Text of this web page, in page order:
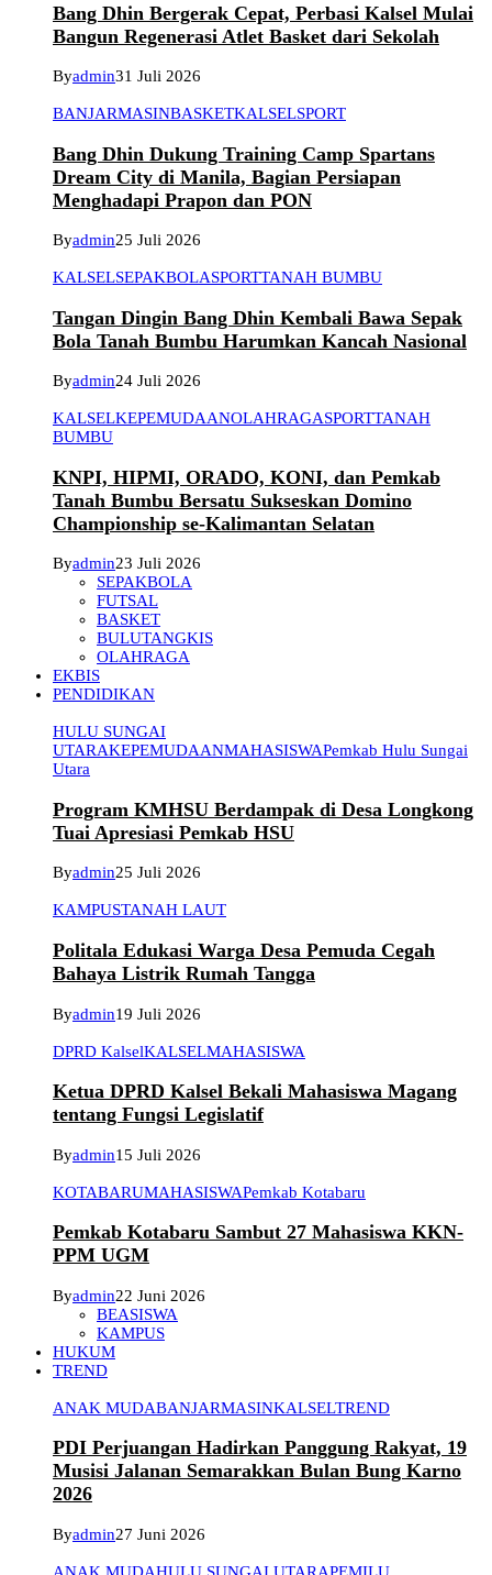
Bang Dhin Bergerak Cepat, Perbasi Kalsel Mulai
Bangun Regenerasi Atlet Basket dari Sekolah
Byadmin31 Juli 2026
BANJARMASINBASKETKALSELSPORT
Bang Dhin Dukung Training Camp Spartans
Dream City di Manila, Bagian Persiapan
Menghadapi Prapon dan PON
Byadmin25 Juli 2026
KALSELSEPAKBOLASPORTTANAH BUMBU
Tangan Dingin Bang Dhin Kembali Bawa Sepak
Bola Tanah Bumbu Harumkan Kancah Nasional
Byadmin24 Juli 2026
KALSELKEPEMUDAANOLAHRAGASPORTTANAH
BUMBU
KNPI, HIPMI, ORADO, KONI, dan Pemkab
Tanah Bumbu Bersatu Sukseskan Domino
Championship se-Kalimantan Selatan
Byadmin23 Juli 2026
SEPAKBOLA
FUTSAL
BASKET
BULUTANGKIS
OLAHRAGA
EKBIS
PENDIDIKAN
HULU SUNGAI
UTARAKEPEMUDAANMAHASISWAPemkab Hulu Sungai
Utara
Program KMHSU Berdampak di Desa Longkong
Tuai Apresiasi Pemkab HSU
Byadmin25 Juli 2026
KAMPUSTANAH LAUT
Politala Edukasi Warga Desa Pemuda Cegah
Bahaya Listrik Rumah Tangga
Byadmin19 Juli 2026
DPRD KalselKALSELMAHASISWA
Ketua DPRD Kalsel Bekali Mahasiswa Magang
tentang Fungsi Legislatif
Byadmin15 Juli 2026
KOTABARUMAHASISWAPemkab Kotabaru
Pemkab Kotabaru Sambut 27 Mahasiswa KKN-
PPM UGM
Byadmin22 Juni 2026
BEASISWA
KAMPUS
HUKUM
TREND
ANAK MUDABANJARMASINKALSELTREND
PDI Perjuangan Hadirkan Panggung Rakyat, 19
Musisi Jalanan Semarakkan Bulan Bung Karno
2026
Byadmin27 Juni 2026